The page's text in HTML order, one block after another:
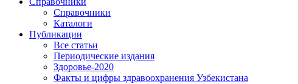
Справочники
Каталоги
Публикации
Все статьи
Периодические издания
Здоровье-2020
Факты и цифры здравоохранения Узбекистана